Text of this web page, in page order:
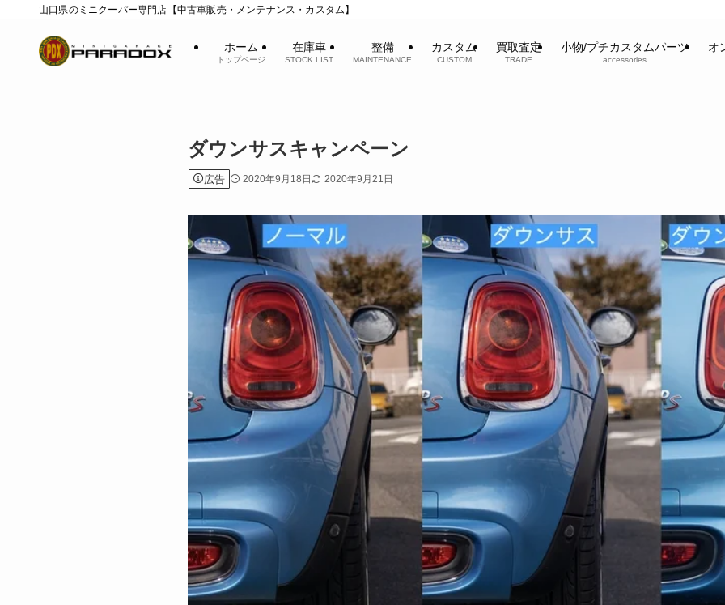
山口県のミニクーパー専門店【中古車販売・メンテナンス・カスタム】
ホーム
トップページ
在庫車
STOCK LIST
整備
MAINTENANCE
カスタム
CUSTOM
買取査定
TRADE
小物/プチカスタムパーツ
accessories
オ
ダウンサスキャンペーン
広告 2020年9月18日 2020年9月21日